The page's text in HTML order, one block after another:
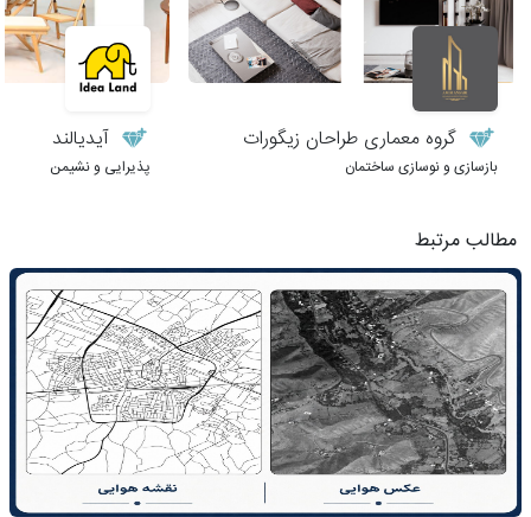
گروه معماری طراحان زیگورات
بازسازی و نوسازی ساختمان
آیدیالند
پذیرایی و نشیمن
مطالب مرتبط